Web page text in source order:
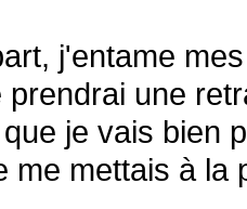
j'entame
prendrai une
je vais bien
me mettais à la